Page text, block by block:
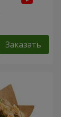
Заказать